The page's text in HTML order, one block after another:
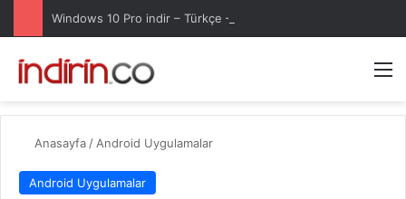
Windows 10 Pro indir – Türkçe – Güncel 2025
Anasayfa / Android Uygulamalar
Android Uygulamalar